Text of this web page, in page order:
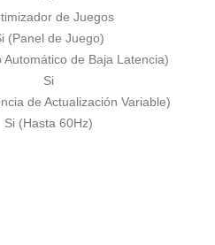
de Juegos
(Panel de Juego)
Automático de Baja Latencia)
Si
de Actualización Variable)
Si (Hasta 60Hz)